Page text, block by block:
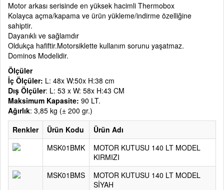
Motor arkası serisinde en yüksek hacimli Thermobox
Kolayca açma/kapama ve ürün yükleme/indirme özelliğine
sahiptir.
Dayanıklı ve sağlamdır
Oldukça hafiftir.Motorsiklette kullanım sorunu yaşatmaz.
Dominos Modelidir.
Ölçüler
İç Ölçüler: L: 48x W:50x H:38 cm
Dış Ölçüler: L: 53 x W: 58x H:43 CM
Maksimum Kapasite: 90 LT.
Ağırlık: 3,85 kg (± 200 gr.)
Renkler
Ürün Kodu
Ürün Adı
MSK01BMK
MOTOR KUTUSU 140 LT MODEL
KIRMIZI
MSK01BMS
MOTOR KUTUSU 140 LT MODEL
SİYAH